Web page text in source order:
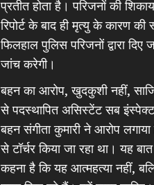
प्रतीत होता है। परिजनों की
रिपोर्ट के बाद ही मृत्यु के कारण की
फिलहाल पुलिस परिजनों द्वारा
जांच करेगी।
बहन का आरोप, खुदकुशी नहीं,
से पदस्थापित असिस्टेंट सब
बहन संगीता कुमारी ने आरोप लगाया
से टॉर्चर किया जा रहा था। यह
कहना है कि यह आत्महत्या नहीं,